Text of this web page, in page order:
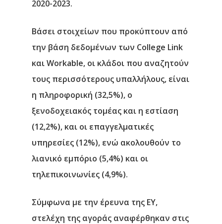
2020-2023.
Βάσει στοιχείων που προκύπτουν από
την βάση δεδομένων των College Link
και Workable, oι κλάδοι που αναζητούν
τους περισσότερους υπαλλήλους, είναι
η πληροφορική (32,5%), ο
ξενοδοχειακός τομέας και η εστίαση
(12,2%), και οι επαγγελματικές
υπηρεσίες (12%), ενώ ακολουθούν το
λιανικό εμπόριο (5,4%) και οι
τηλεπικοινωνίες (4,9%).
Σύμφωνα με την έρευνα της ΕΥ,
στελέχη της αγοράς αναφέρθηκαν στις
Επικοινωνία